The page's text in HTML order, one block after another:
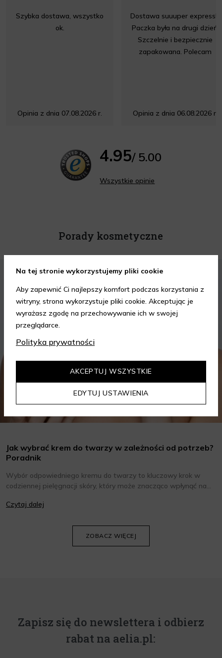
Szybka dostawa, wszystko
ok.
Opinia z dnia 07.08.2026 r.
Dostawa suuuper express!!!
Paczka była na drugi dzień.
Szczelnie i bezpiecznie
zapakowana. Polecam
Opinia z dnia 06.08.2026 r.
4.95/ 5.00
Wszystkie opinie
Porady kosmetyczne
KOSMETYKI PIELĘGNACJA SKÓRY
Jak wybrać krem do twarzy w zależności od potrzeb?
Poradnik
Wybór odpowiedniego kremu do twarzy to kluczowy krok w
codziennej pielęgnacji skóry, który może znacząco wpłynąć na
oraz wiedzieć, jak dopasować je do potrzeb własnej skóry.
Czytaj dalej
ZOBACZ WIĘCEJ
Zapisz się do newslettera i odbierz
rabat na aelia.pl:
Na tej stronie wykorzystujemy pliki cookie
Aby zapewnić Ci najlepszy komfort podczas korzystania z
witryny, strona wykorzystuje pliki cookie. Akceptując je
wyrażasz zgodę na przechowywanie ich w swojej
przeglądarce.
Polityka prywatności
EDYTUJ USTAWIENIA
AKCEPTUJ WSZYSTKIE